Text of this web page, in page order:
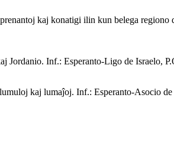
kaj konatigi ilin kun belega
Jordanio. Inf.: Esperanto-Ligo de Israelo,
kaj lumaĵoj. Inf.: Esperanto-Asocio